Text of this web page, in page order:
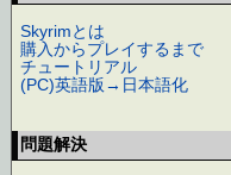
Skyrimとは
購入からプレイするまで
チュートリアル
(PC)英語版→日本語化
問題解決